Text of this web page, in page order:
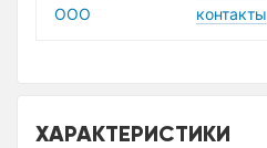
ООО
контакты
ХАРАКТЕРИСТИКИ